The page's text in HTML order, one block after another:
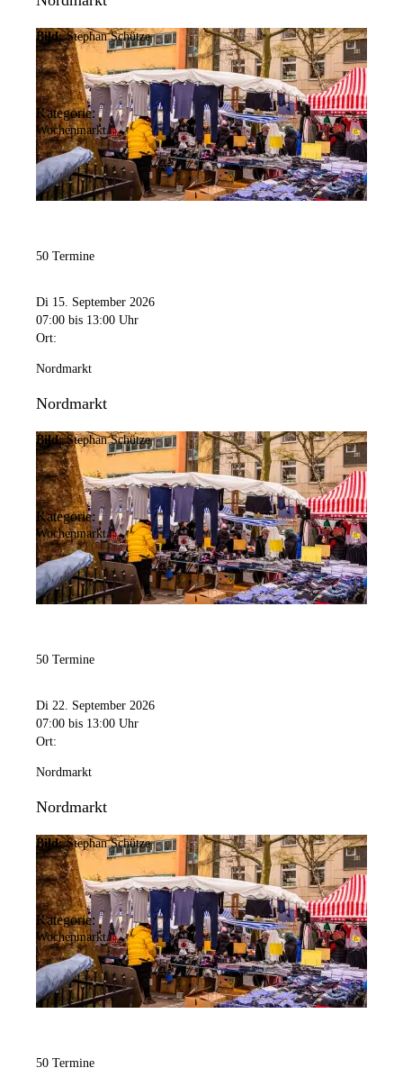
Bild: Stephan Schütze
Kategorie:
Wochenmarkt
50 Termine
Di 15. September 2026
07:00 bis 13:00 Uhr
Ort:
Nordmarkt
Nordmarkt
Bild: Stephan Schütze
Kategorie:
Wochenmarkt
50 Termine
Di 22. September 2026
07:00 bis 13:00 Uhr
Ort:
Nordmarkt
Nordmarkt
Bild: Stephan Schütze
Kategorie:
Wochenmarkt
50 Termine